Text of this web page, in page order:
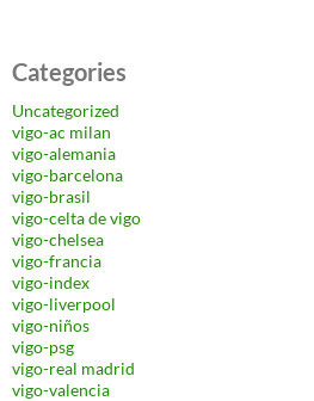
Categories
Uncategorized
vigo-ac milan
vigo-alemania
vigo-barcelona
vigo-brasil
vigo-celta de vigo
vigo-chelsea
vigo-francia
vigo-index
vigo-liverpool
vigo-niños
vigo-psg
vigo-real madrid
vigo-valencia